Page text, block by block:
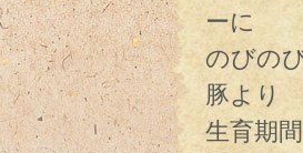
ーに
のびの
豚より
生育期